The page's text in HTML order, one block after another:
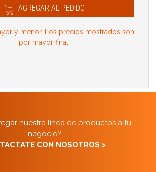
AGREGAR AL PEDIDO
y menor. Los precios mostrados son
por mayor final.
nuestra línea de productos a tu
negocio?
CON NOSOTROS >